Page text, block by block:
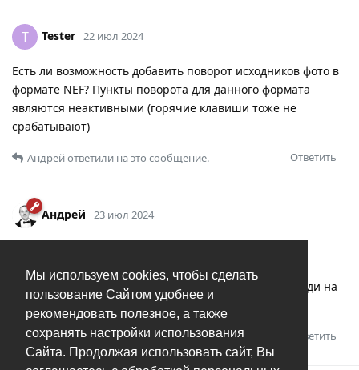
Мы используем cookies, чтобы сделать
пользование Сайтом удобнее и
рекомендовать полезное, а также
сохранять настройки использования
Сайта. Продолжая использовать сайт, Вы
T Tester 22 июл 2024
Есть ли возможность добавить поворот исходников фото в
формате NEF? Пункты поворота для данного формата
являются неактивными (горячие клавиши тоже не
срабатывают)
Ответить
Андрейответили на это сообщение.
Андрей 23 июл 2024
практической точки зрения - есть гораздо более
популярные форматы, которые у нас сейчас в очереди на
поддержку подобных функций.
Ответить
TesterиJust J0KERоценили это.